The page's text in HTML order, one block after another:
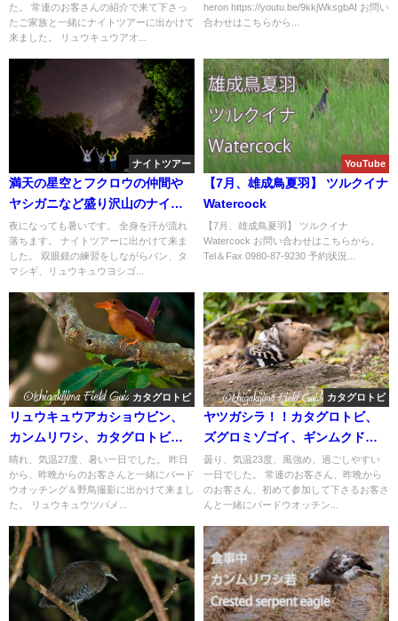
た。 常連のお客さんの紹介で来て下さっ
たご家族と一緒にナイトツアーに出かけて
来ました。 リュウキュウアオ...
heron https://youtu.be/9kkjWksgbAI お問い
合わせはこちらから...
ナイトツアー
満天の星空とフクロウの仲間や
ヤシガニなど盛り沢山のナイト
ツアー。
夜になっても暑いです。 全身を汗が流れ
落ちます。 ナイトツアーに出かけて来ま
した。 双眼鏡の練習をしながらバン、タ
マシギ、リュウキュウヨシゴ...
YouTube
【7月、雄成鳥夏羽】 ツルクイナ
Watercock
【7月、雄成鳥夏羽】 ツルクイナ
Watercock お問い合わせはこちらから。
Tel＆Fax 0980-87-9230 予約状況...
カタグロトビ
リュウキュウアカショウビン、
カンムリワシ、カタグロトビな
ど石垣島の野鳥たち！！バード
ウオッチング＆野鳥撮影ガイ
ド。
晴れ、気温27度、暑い一日でした。 昨日
から、昨晩からのお客さんと一緒にバード
ウオッチング＆野鳥撮影に出かけて来まし
た。 リュウキュウツバメ...
カタグロトビ
ヤツガシラ！！カタグロトビ、
ズグロミゾゴイ、ギンムクドリ
など石垣島の野鳥たち。バード
ウオッチング＆野鳥撮影ガイ
ド。
曇り、気温23度、風強め、過ごしやすい
一日でした。 常連のお客さん、昨晩から
のお客さん、初めて参加して下さるお客さ
んと一緒にバードウオッチン...